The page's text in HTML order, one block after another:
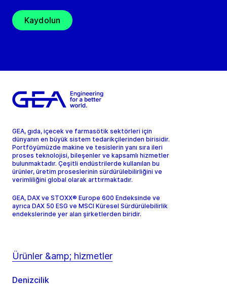
Kaydolun
GEA, gıda, içecek ve farmasötik sektörleri için
dünyanın en büyük sistem tedarikçilerinden birisidir.
Portföyümüzde makine ve tesislerin yanı sıra ileri
proses teknolojisi, bileşenler ve kapsamlı hizmetler
bulunmaktadır. Çeşitli endüstrilerde kullanılan bu
ürünler, üretim proseslerinin sürdürülebilirliğini ve
verimliliğini global olarak arttırmaktadır.
GEA, DAX ve STOXX® Europe 600 Endeksinde ve
ayrıca DAX 50 ESG ve MSCI Küresel Sürdürülebilirlik
endekslerinde yer alan şirketlerden biridir.
Ürünler &amp; hizmetler
Denizcilik